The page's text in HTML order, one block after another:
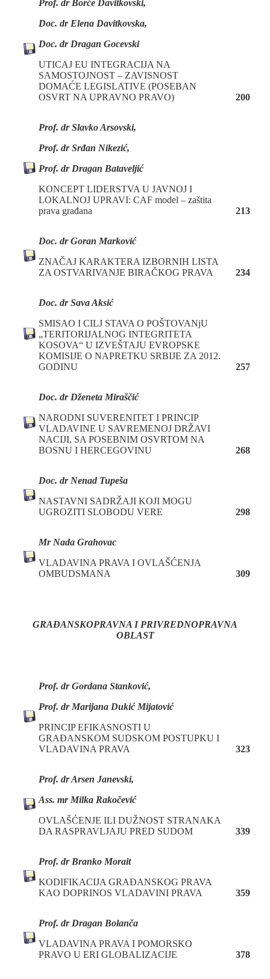
Prof. dr Borče Davitkovski,
Doc. dr Elena Davitkovska,
Doc. dr Dragan Gocevski
UTICAJ EU INTEGRACIJA NA
SAMOSTOJNOST – ZAVISNOST
DOMAĆE LEGISLATIVE (POSEBAN
OSVRT NA UPRAVNO PRAVO)
200
Prof. dr Slavko Arsovski,
Prof. dr Srđan Nikezić,
Prof. dr Dragan Bataveljić
KONCEPT LIDERSTVA U JAVNOJ I
LOKALNOJ UPRAVI: CAF model – zaštita
prava građana
213
Doc. dr Goran Marković
ZNAČAJ KARAKTERA IZBORNIH LISTA
ZA OSTVARIVANJE BIRAČKOG PRAVA
234
Doc. dr Sava Aksić
SMISAO I CILJ STAVA O POŠTOVANjU
„TERITORIJALNOG INTEGRITETA
KOSOVA“ U IZVEŠTAJU EVROPSKE
KOMISIJE O NAPRETKU SRBIJE ZA 2012.
GODINU
257
Doc. dr Dženeta Miraščić
NARODNI SUVERENITET I PRINCIP
VLADAVINE U SAVREMENOJ DRŽAVI
NACIJI, SA POSEBNIM OSVRTOM NA
BOSNU I HERCEGOVINU
268
Doc. dr Nenad Tupeša
NASTAVNI SADRŽAJI KOJI MOGU
UGROZITI SLOBODU VERE
298
Mr Nada Grahovac
VLADAVINA PRAVA I OVLAŠĆENJA
OMBUDSMANA
309
GRAĐANSKOPRAVNA I PRIVREDNOPRAVNA
OBLAST
Prof. dr Gordana Stanković,
Prof. dr Marijana Dukić Mijatović
PRINCIP EFIKASNOSTI U
GRAĐANSKOM SUDSKOM POSTUPKU I
VLADAVINA PRAVA
323
Prof. dr Arsen Janevski,
Ass. mr Milka Rakočević
OVLAŠĆENJE ILI DUŽNOST STRANAKA
DA RASPRAVLJAJU PRED SUDOM
339
Prof. dr Branko Morait
KODIFIKACIJA GRAĐANSKOG PRAVA
KAO DOPRINOS VLADAVINI PRAVA
359
Prof. dr Dragan Bolanča
VLADAVINA PRAVA I POMORSKO
PRAVO U ERI GLOBALIZACIJE
378